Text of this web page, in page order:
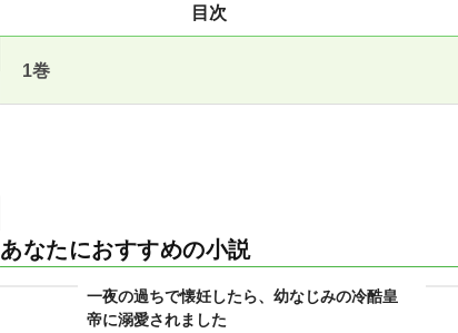
目次
1巻
あなたにおすすめの小説
一夜の過ちで懐妊したら、幼なじみの冷酷皇
帝に溺愛されました